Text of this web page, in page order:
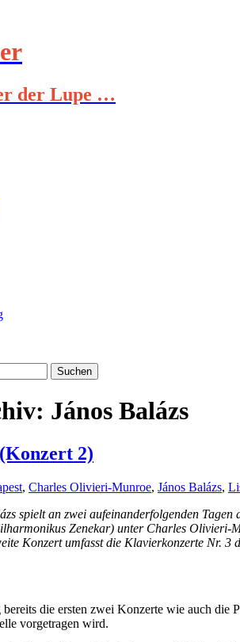
der Lupe …
János Balázs
2)
, Charles Olivieri-Munroe, János Balázs,
spielt an zwei aufeinanderfolgenden
Zenekar) unter Charles Olivieri-
Konzert umfasst die Klavierkonzerte Nr.
bereits die ersten zwei Konzerte wie auch
vorgetragen wird.